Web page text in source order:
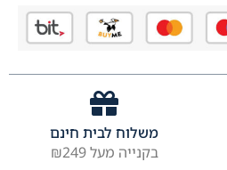
משלוח לבית חינם
בקנייה מעל ₪249